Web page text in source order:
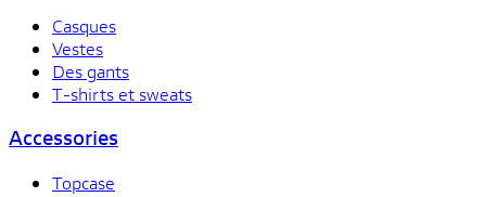
Casques
Vestes
Des gants
T-shirts et sweats
Accessories
Topcase